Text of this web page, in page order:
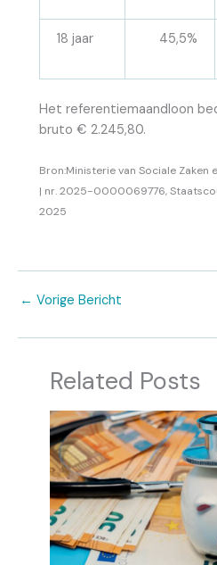
18 jaar 45,5%
Het referentiemaandloon
bruto € 2.245,80.
Bron:Ministerie van Sociale Zaken
| nr. 2025-0000069776,
2025
← Vorige Bericht
Related Posts